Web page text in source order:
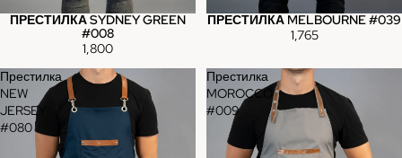
ПРЕСТИЛКА SYDNEY GREEN
#008
1,800
ПРЕСТИЛКА MELBOURNE #039
1,765
Престилка
NEW
JERSEY
#080
Престилка
MOROCCO
#009